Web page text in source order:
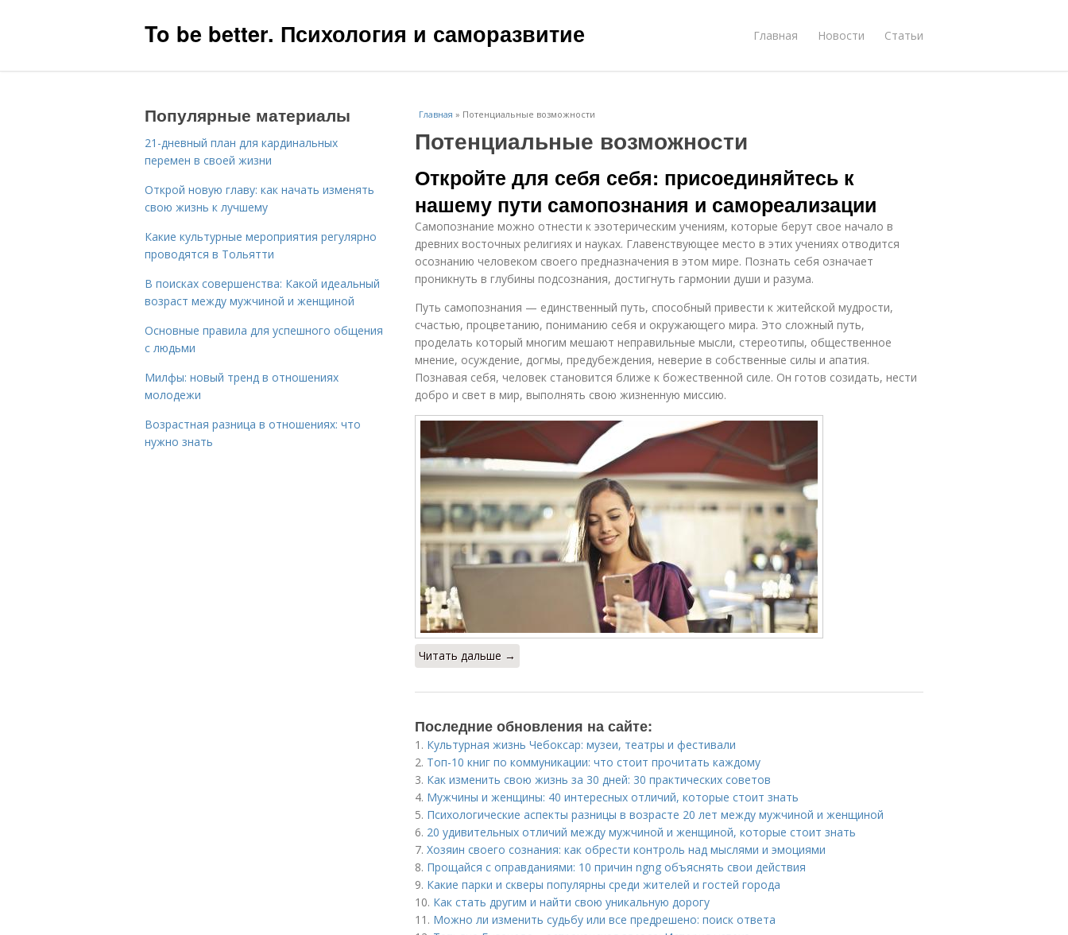
To be better. Психология и саморазвитие Главная Новости Статьи
Главная » Потенциальные возможности
Потенциальные возможности
Откройте для себя себя: присоединяйтесь к
нашему пути самопознания и самореализации
Самопознание можно отнести к эзотерическим учениям, которые берут свое начало в
древних восточных религиях и науках. Главенствующее место в этих учениях отводится
осознанию человеком своего предназначения в этом мире. Познать себя означает
проникнуть в глубины подсознания, достигнуть гармонии души и разума.
Путь самопознания — единственный путь, способный привести к житейской мудрости,
счастью, процветанию, пониманию себя и окружающего мира. Это сложный путь,
проделать который многим мешают неправильные мысли, стереотипы, общественное
мнение, осуждение, догмы, предубеждения, неверие в собственные силы и апатия.
Познавая себя, человек становится ближе к божественной силе. Он готов созидать, нести
добро и свет в мир, выполнять свою жизненную миссию.
Читать дальше →
Последние обновления на сайте:
1. Культурная жизнь Чебоксар: музеи, театры и фестивали
2. Топ-10 книг по коммуникации: что стоит прочитать каждому
3. Как изменить свою жизнь за 30 дней: 30 практических советов
4. Мужчины и женщины: 40 интересных отличий, которые стоит знать
5. Психологические аспекты разницы в возрасте 20 лет между мужчиной и женщиной
6. 20 удивительных отличий между мужчиной и женщиной, которые стоит знать
7. Хозяин своего сознания: как обрести контроль над мыслями и эмоциями
8. Прощайся с оправданиями: 10 причин ngng объяснять свои действия
9. Какие парки и скверы популярны среди жителей и гостей города
10. Как стать другим и найти свою уникальную дорогу
11. Можно ли изменить судьбу или все предрешено: поиск ответа
Популярные материалы
21-дневный план для кардинальных
перемен в своей жизни
Открой новую главу: как начать изменять
свою жизнь к лучшему
Какие культурные мероприятия регулярно
проводятся в Тольятти
В поисках совершенства: Какой идеальный
возраст между мужчиной и женщиной
Основные правила для успешного общения
с людьми
Милфы: новый тренд в отношениях
молодежи
Возрастная разница в отношениях: что
нужно знать